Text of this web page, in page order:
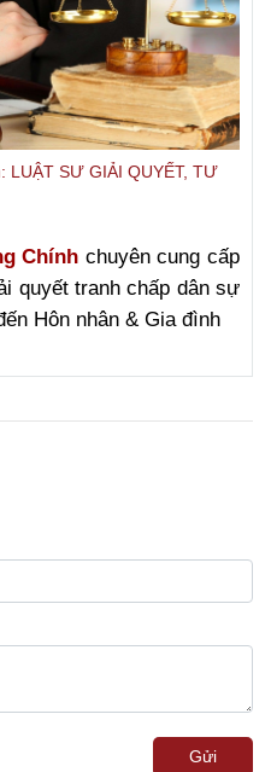
LUẬT SƯ GIẢI QUYẾT, TƯ
Chính chuyên cung cấp
quyết tranh chấp dân sự
Hôn nhân & Gia đình
Gửi